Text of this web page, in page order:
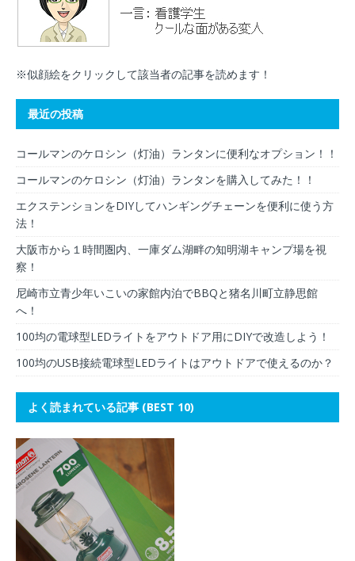
※似顔絵をクリックして該当者の記事を読めます！
最近の投稿
コールマンのケロシン（灯油）ランタンに便利なオプション！！
コールマンのケロシン（灯油）ランタンを購入してみた！！
エクステンションをDIYしてハンギングチェーンを便利に使う方
法！
大阪市から１時間圏内、一庫ダム湖畔の知明湖キャンプ場を視
察！
尼崎市立青少年いこいの家館内泊でBBQと猪名川町立静思館
へ！
100均の電球型LEDライトをアウトドア用にDIYで改造しよう！
100均のUSB接続電球型LEDライトはアウトドアで使えるのか？
よく読まれている記事 (BEST 10)